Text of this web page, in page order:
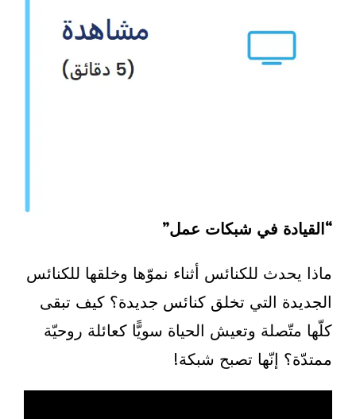
“القيادة في شبكات عمل”
ماذا يحدث للكنائس أثناء نموّها وخلقها للكنائس
الجديدة التي تخلق كنائس جديدة؟ كيف تبقى
كلّها متّصلة وتعيش الحياة سويًّا كعائلة روحيّة
ممتدّة؟ إنّها تصبح شبكة!